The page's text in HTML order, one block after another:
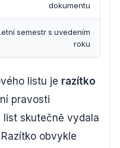
dokumentu
semestr s uvedením
roku
listu je razítko
pravosti
list skutečně vydala
obvykle